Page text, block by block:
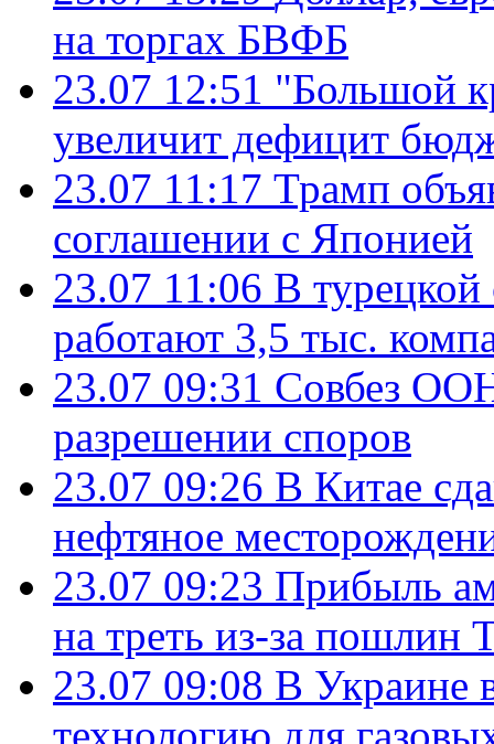
на торгах БВФБ
23.07 12:51 "Большой
увеличит дефицит
23.07 11:17 Трамп
соглашении с Японией
23.07 11:06 В
работают 3,5 тыс.
23.07 09:31 Совбез
разрешении споров
23.07 09:26 В Китае
нефтяное
23.07 09:23 Прибыль
на треть из-за пошлин
23.07 09:08 В Украине
технологию для